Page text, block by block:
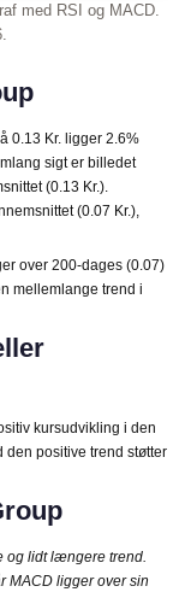
med RSI og MACD.
0.13 Kr. ligger 2.6%
sigt er billedet
(0.13 Kr.).
(0.07 Kr.),
over 200-dages (0.07)
mellemlange trend i
kursudvikling i den
den positive trend støtter
og lidt længere trend.
MACD ligger over sin